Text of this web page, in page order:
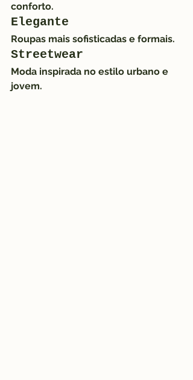
conforto.
Elegante
Roupas mais sofisticadas e formais.
Streetwear
Moda inspirada no estilo urbano e
jovem.